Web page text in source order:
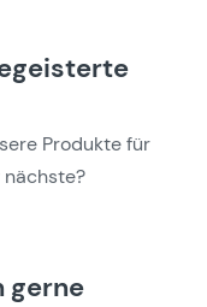
Produkte für
nächste?
gerne